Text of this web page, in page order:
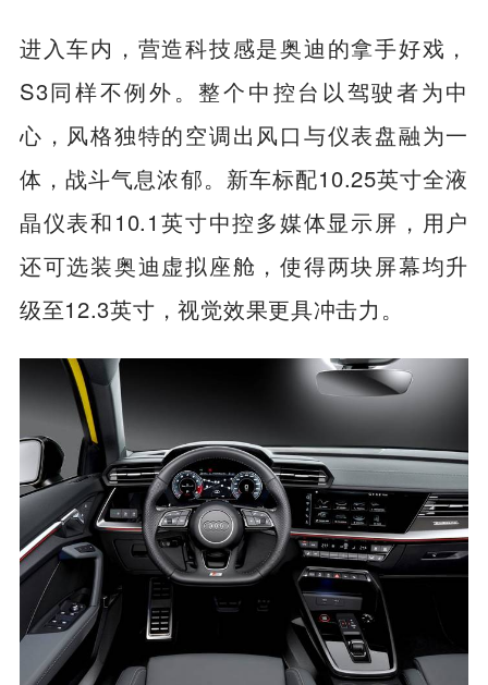
进入车内，营造科技感是奥迪的拿手好戏，
S3同样不例外。整个中控台以驾驶者为中
心，风格独特的空调出风口与仪表盘融为一
体，战斗气息浓郁。新车标配10.25英寸全液
晶仪表和10.1英寸中控多媒体显示屏，用户
还可选装奥迪虚拟座舱，使得两块屏幕均升
级至12.3英寸，视觉效果更具冲击力。